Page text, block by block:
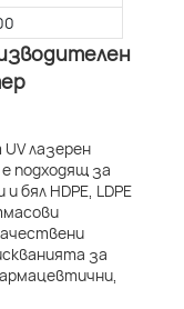
лазерен
подходящ за
бял HDPE, LDPE
за